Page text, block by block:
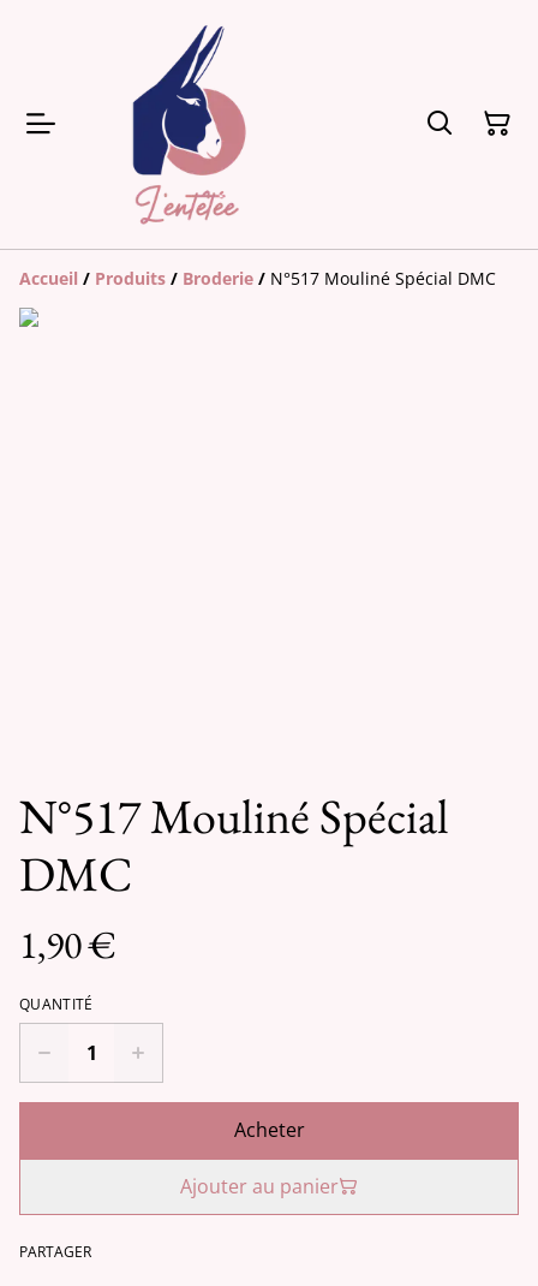
Accueil / Produits / Broderie / N°517 Mouliné Spécial DMC
N°517 Mouliné Spécial
DMC
1,90 €
QUANTITÉ
Acheter
Ajouter au panier
PARTAGER